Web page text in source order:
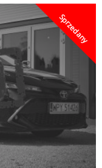
Sprzedany